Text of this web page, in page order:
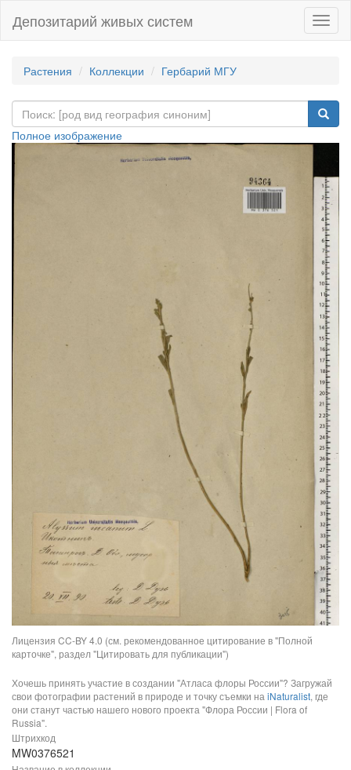
Депозитарий живых систем
Растения Коллекции Гербарий МГУ
Полное изображение
Лицензия CC-BY 4.0 (см. рекомендованное цитирование в "Полной
карточке", раздел "Цитировать для публикации")
Хочешь принять участие в создании "Атласа флоры России"? Загружай
свои фотографии растений в природе и точку съемки на iNaturalist, где
они станут частью нашего нового проекта "Флора России | Flora of
Russia".
Штрихкод
MW0376521